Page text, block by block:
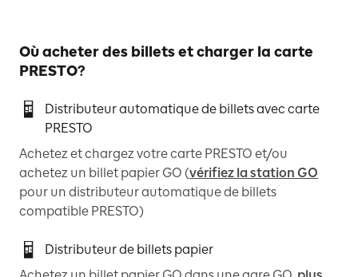
Où acheter des billets et charger la carte
PRESTO?
Distributeur automatique de billets avec carte
PRESTO
Achetez et chargez votre carte PRESTO et/ou
achetez un billet papier GO (vérifiez la station GO
pour un distributeur automatique de billets
compatible PRESTO)
Distributeur de billets papier